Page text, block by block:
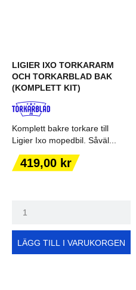
LIGIER IXO TORKARARM
OCH TORKARBLAD BAK
(KOMPLETT KIT)
Komplett bakre torkare till
Ligier Ixo mopedbil. Såväl...
Pris
419,00 kr
LÄGG TILL I VARUKORGEN